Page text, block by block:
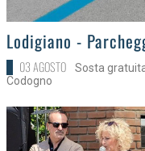
>Lodigiano -
03 AGOSTO
Sosta
Codogno